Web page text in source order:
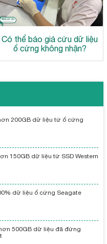
Có thể báo giá cứu dữ liệu
ổ cứng không nhận?
200GB dữ liệu từ ổ cứng
150GB dữ liệu từ SSD Western
dữ liệu ổ cứng Seagate
500GB dữ liệu đã đứng